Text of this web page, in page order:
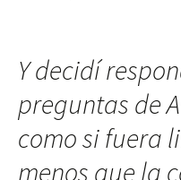
Y decidí
preguntas de
como si fuera
menos que la